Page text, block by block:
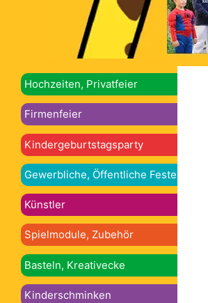
Hochzeiten, Privatfeier
Firmenfeier
Kindergeburtstagsparty
Gewerbliche, Öffentliche Feste
Künstler
Spielmodule, Zubehör
Basteln, Kreativecke
Kinderschminken